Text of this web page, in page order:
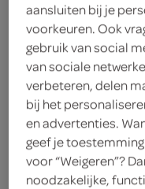
1 eetlepel munt
3 eetlepels
100 gram
400 gram
145 gram bloem
aansluiten bij je
voorkeuren. Ook
gebruik van social
van sociale
verbeteren, delen
bij het
en advertenties.
geef je
voor “Weigeren”?
noodzakelijke,